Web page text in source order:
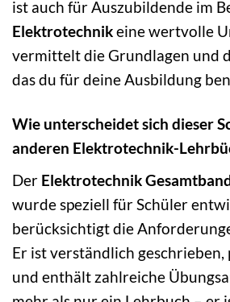
ist auch für Auszubildende im
Elektrotechnikeine wertvolle
vermittelt die Grundlagen und
das du für deine Ausbildung
Wie unterscheidet sich dieser
anderen Elektrotechnik-
Der Elektrotechnik
wurde speziell für Schüler
berücksichtigt die
Er ist verständlich
und enthält zahlreiche